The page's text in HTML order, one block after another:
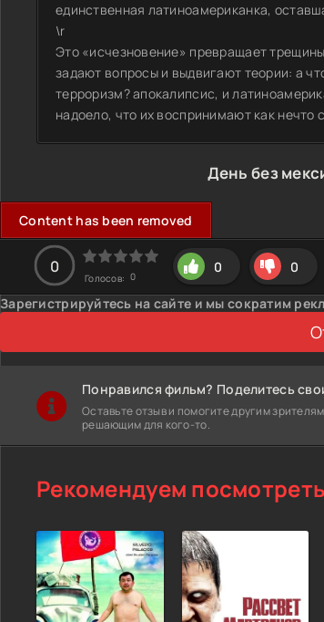
единственная латиноамериканка,
\r
Это «исчезновение» превращает
задают вопросы и выдвигают теории: а
терроризм? апокалипсис, и
надоело, что их воспринимают как
День без
Content has been removed
0
Голосов: 0
0 0
Зарегистрируйтесь на сайте и мы сократим
Понравился фильм? Поделитесь
Оставьте отзыв и помогите другим
решающим для кого-то.
Рекомендуем